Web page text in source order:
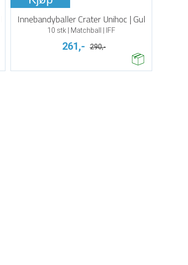
Innebandyballer Crater Unihoc | Gul
10 stk | Matchball | IFF
261,- 290,-